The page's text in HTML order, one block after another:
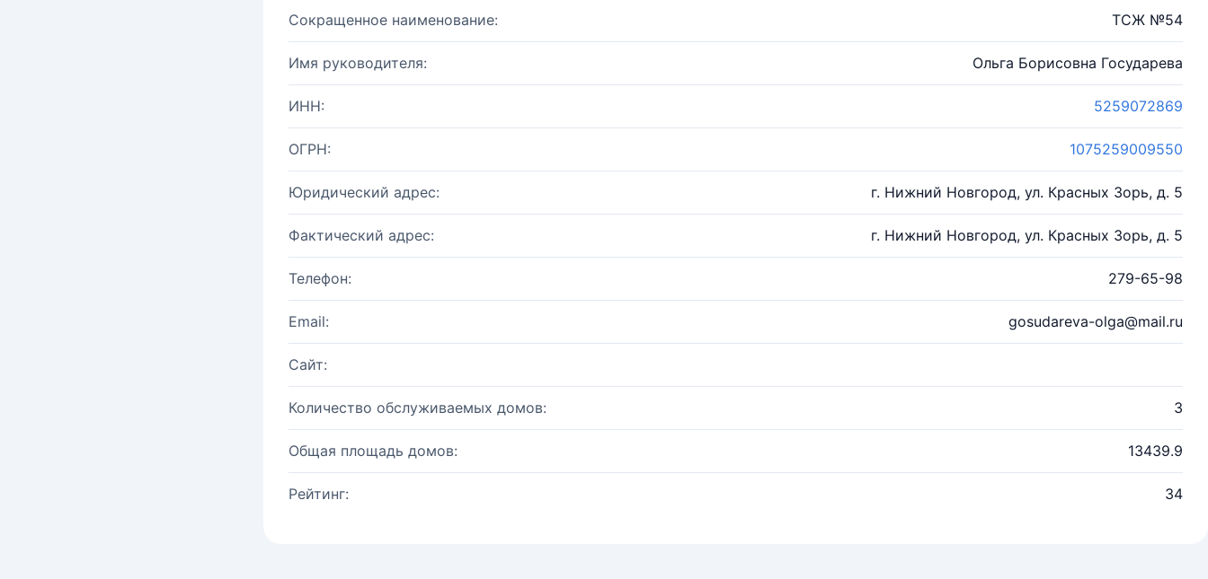
Сокращенное наименование: ТСЖ №54
Имя руководителя: Ольга Борисовна Государева
ИНН: 5259072869
ОГРН: 1075259009550
Юридический адрес: г. Нижний Новгород, ул. Красных Зорь, д. 5
Фактический адрес: г. Нижний Новгород, ул. Красных Зорь, д. 5
Телефон: 279-65-98
Email: gosudareva-olga@mail.ru
Сайт:
Количество обслуживаемых домов: 3
Общая площадь домов: 13439.9
Рейтинг: 34